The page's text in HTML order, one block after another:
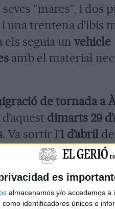
es
almacenamos y/o accedemos a
identificadores únicos e
“mares”, i dos
una trentena d’ibis
els seguia un vehicle
amb el material
de tornada a
dimarts 29
. Va sortir l’1 d’abril de
nord d’Albacete. Va
pel
, en direcció alpas